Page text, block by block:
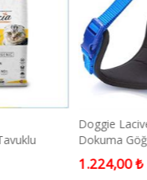
Yetişkin
Doggie
Dokuma
1.5x40-50 Cm
1.224,00 ₺